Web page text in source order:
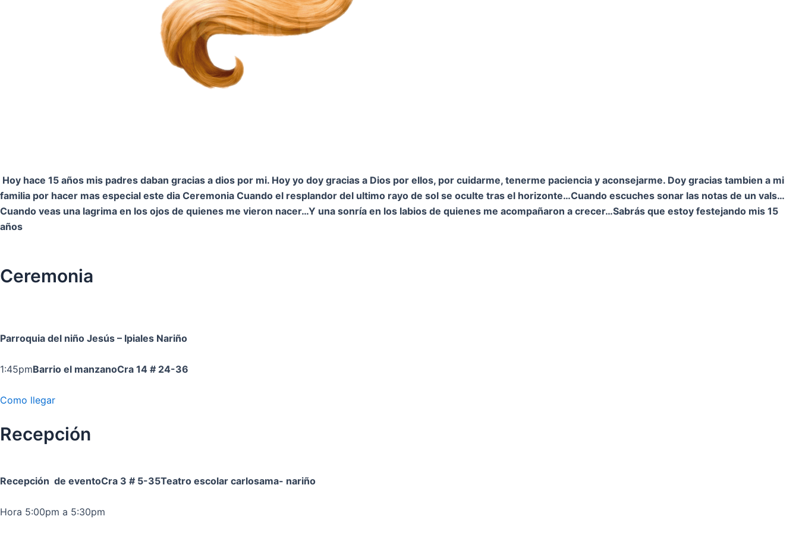
Hoy hace 15 años mis padres daban gracias a dios por mi. Hoy yo doy gracias a Dios por ellos, por cuidarme, tenerme paciencia y aconsejarme. Doy gracias tambien a mi
familia por hacer mas especial este dia Ceremonia Cuando el resplandor del ultimo rayo de sol se oculte tras el horizonte…Cuando escuches sonar las notas de un vals…
Cuando veas una lagrima en los ojos de quienes me vieron nacer…Y una sonría en los labios de quienes me acompañaron a crecer…Sabrás que estoy festejando mis 15
años
Ceremonia
Parroquia del niño Jesús – Ipiales Nariño
1:45pmBarrio el manzanoCra 14 # 24-36
Como llegar
Recepción
Recepción de eventoCra 3 # 5-35Teatro escolar carlosama- nariño
Hora 5:00pm a 5:30pm